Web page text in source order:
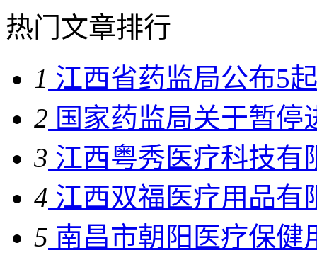
热门文章排行
1 江西省药监局公布5
2 国家药监局关于暂
3 江西粤秀医疗科技有
4 江西双福医疗用品有
5 南昌市朝阳医疗保健